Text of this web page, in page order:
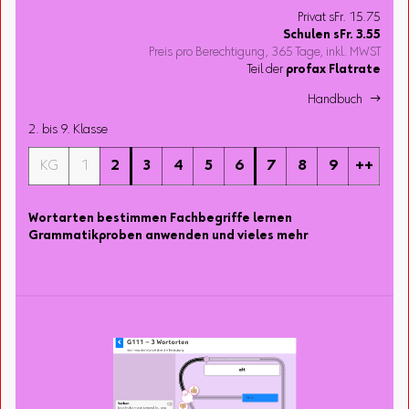
Privat sFr. 15.75
Schulen sFr. 3.55
Preis pro Berechtigung, 365 Tage, inkl. MWST
Teil der profax Flatrate
Handbuch 
2. bis 9. Klasse
KG 1 2 3 4 5 6 7 8 9 ++
Wortarten bestimmen Fachbegriffe lernen
Grammatikproben anwenden und vieles mehr